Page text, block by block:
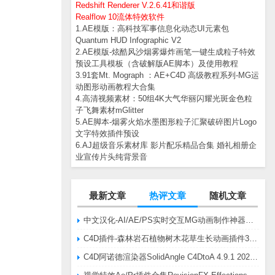
Redshift Renderer V.2.6.41和谐版
Realflow 10流体特效软件
1.AE模版：高科技军事信息化动态UI元素包
Quantum HUD Infographic V2
2.AE模版-炫酷风沙烟雾爆炸画笔一键生成粒子特效
预设工具模板（含破解版AE脚本）及使用教程
3.91套Mt. Mograph ：AE+C4D 高级教程系列-MG运
动图形动画教程大合集
4.高清视频素材：50组4K大气华丽闪耀光斑金色粒
子飞舞素材mGlitter
5.AE脚本-烟雾火焰水墨图形粒子汇聚破碎图片Logo
文字特效插件预设
6.AJ超级音乐素材库 影片配乐精品合集 婚礼相册企
业宣传片头纯背景音
最新文章 热评文章 随机文章